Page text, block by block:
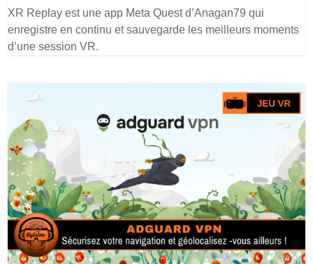
XR Replay est une app Meta Quest d’Anagan79 qui
enregistre en continu et sauvegarde les meilleurs moments
d’une session VR.